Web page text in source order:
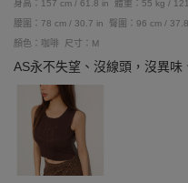
身高：157 cm / 61.8 in 體重：55 kg /
腰圍：78 cm / 30.7 in
臀圍：96 cm /
顏色：咖啡
尺寸：M
AS永不失望、沒線頭，沒異味